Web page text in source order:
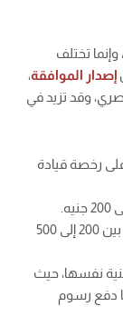
تختلف
إصدار الموافقة،
بين 50 إلى 500 جنيه مصري، وقد تزيد في
رخصة قيادة
أما رسوم الموافقة الأمنية للعمل تتراوح بين 200 إلى 500
نفسها، حيث
دفع رسوم